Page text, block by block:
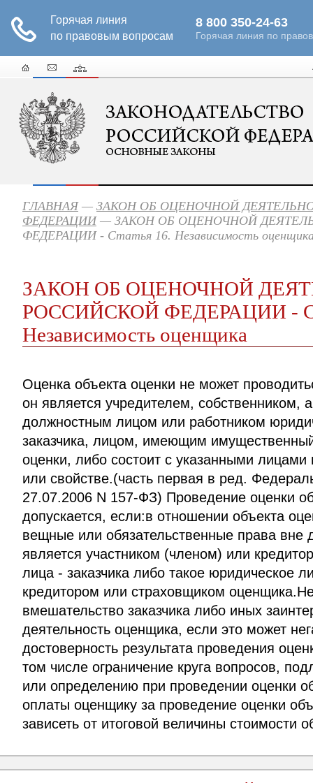
ГЛАВНАЯ— ЗАКОН ОБ ОЦЕНОЧНОЙ
ФЕДЕРАЦИИ— ЗАКОН ОБ ОЦЕНОЧНОЙ
ФЕДЕРАЦИИ - Статья 16. Независимость
ЗАКОН ОБ ОЦЕНОЧНОЙ
РОССИЙСКОЙ ФЕДЕРАЦИИ -
Независимость оценщика
Оценка объекта оценки не может
он является учредителем, собственником,
должностным лицом или работником
заказчика, лицом, имеющим
оценки, либо состоит с указанными лицами
или свойстве.(часть первая в ред.
27.07.2006 N 157-ФЗ) Проведение оценки
допускается, если:в отношении объекта
вещные или обязательственные права вне
является участником (членом) или
лица - заказчика либо такое юридическое
кредитором или страховщиком
вмешательство заказчика либо иных
деятельность оценщика, если это может
достоверность результата проведения
том числе ограничение круга вопросов,
или определению при проведении оценки
оплаты оценщику за проведение оценки
зависеть от итоговой величины стоимости